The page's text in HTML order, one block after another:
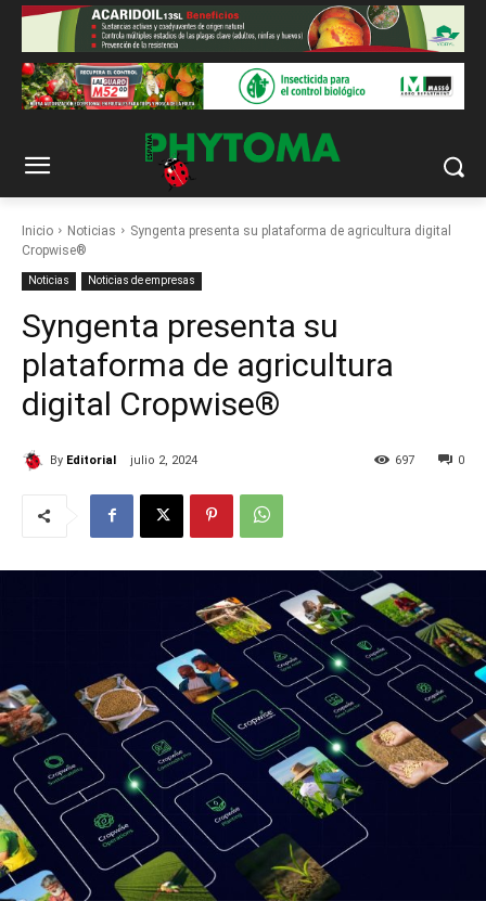
Inicio Noticias
Syngenta presenta su plataforma de agricultura digital
Cropwise®
Noticias Noticias de empresas
Syngenta presenta su
plataforma de agricultura
digital Cropwise®
By Editorial julio 2, 2024 0
697